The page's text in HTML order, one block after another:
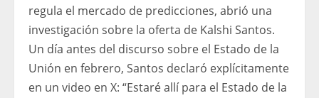
regula el mercado de predicciones, abrió una
investigación sobre la oferta de Kalshi Santos.
Un día antes del discurso sobre el Estado de la
Unión en febrero, Santos declaró explícitamente
en un video en X: “Estaré allí para el Estado de la